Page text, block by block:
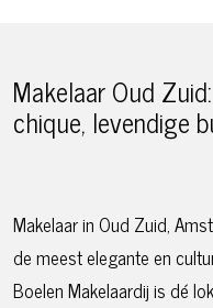
Makelaar Oud
chique, levendige
Makelaar in Oud Zuid,
de meest elegante en
Boelen Makelaardij is dé